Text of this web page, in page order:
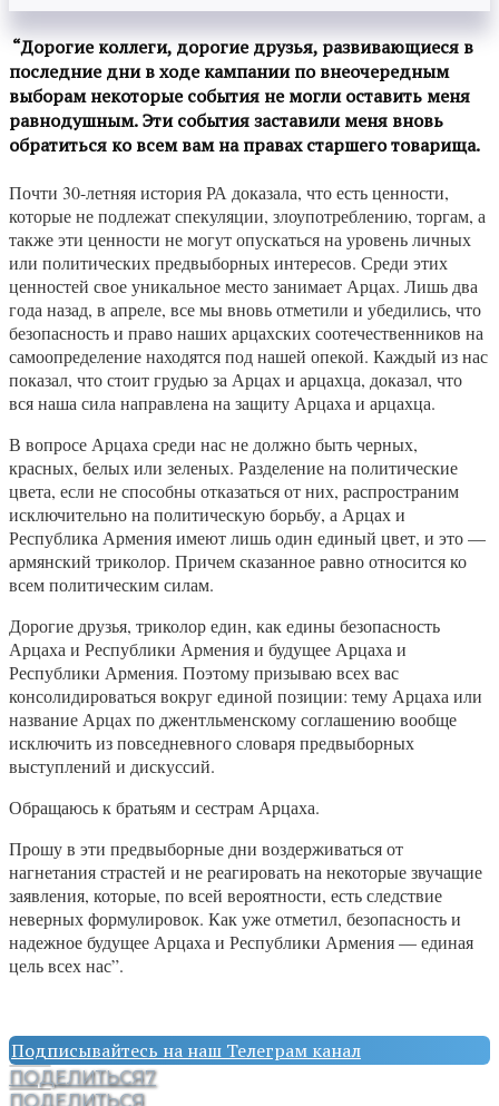
“Дорогие коллеги, дорогие друзья, развивающиеся в
последние дни в ходе кампании по внеочередным
выборам некоторые события не могли оставить меня
равнодушным. Эти события заставили меня вновь
обратиться ко всем вам на правах старшего товарища.
Почти 30-летняя история РА доказала, что есть ценности,
которые не подлежат спекуляции, злоупотреблению, торгам, а
также эти ценности не могут опускаться на уровень личных
или политических предвыборных интересов. Среди этих
ценностей свое уникальное место занимает Арцах. Лишь два
года назад, в апреле, все мы вновь отметили и убедились, что
безопасность и право наших арцахских соотечественников на
самоопределение находятся под нашей опекой. Каждый из нас
показал, что стоит грудью за Арцах и арцахца, доказал, что
вся наша сила направлена на защиту Арцаха и арцахца.
В вопросе Арцаха среди нас не должно быть черных,
красных, белых или зеленых. Разделение на политические
цвета, если не способны отказаться от них, распространим
исключительно на политическую борьбу, а Арцах и
Республика Армения имеют лишь один единый цвет, и это —
армянский триколор. Причем сказанное равно относится ко
всем политическим силам.
Дорогие друзья, триколор един, как едины безопасность
Арцаха и Республики Армения и будущее Арцаха и
Республики Армения. Поэтому призываю всех вас
консолидироваться вокруг единой позиции: тему Арцаха или
название Арцах по джентльменскому соглашению вообще
исключить из повседневного словаря предвыборных
выступлений и дискуссий.
Обращаюсь к братьям и сестрам Арцаха.
Прошу в эти предвыборные дни воздерживаться от
нагнетания страстей и не реагировать на некоторые звучащие
заявления, которые, по всей вероятности, есть следствие
неверных формулировок. Как уже отметил, безопасность и
надежное будущее Арцаха и Республики Армения — единая
цель всех нас”.
Подписывайтесь на наш Телеграм канал
ПОДЕЛИТЬСЯ7
ПОДЕЛИТЬСЯ